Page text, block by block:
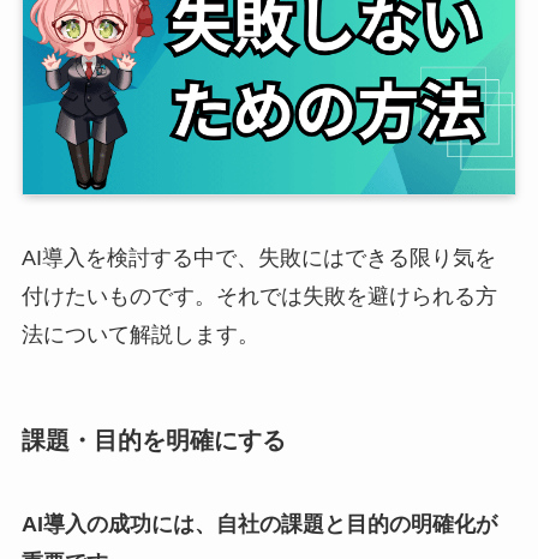
AI導入を検討する中で、失敗にはできる限り気を
付けたいものです。それでは失敗を避けられる方
法について解説します。
課題・目的を明確にする
AI導入の成功には、自社の課題と目的の明確化が